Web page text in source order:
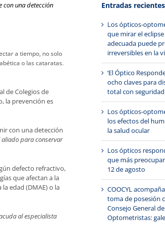
con una detección
a tiempo, no solo
o las cataratas.
de Colegios de
la prevención es
con una detección
para conservar
defecto refractivo,
que afectan a la
edad (DMAE) o la
al especialista
Entradas recientes
Los ópticos-
que mirar el
adecuada puede
irreversibles en la
‘El Óptico
ocho claves para
total con seguridad
Los ópticos-
los efectos del
la salud ocular
Los ópticos
que más
12 de agosto
COOCYL
toma de posesión
Consejo General
Optometristas: